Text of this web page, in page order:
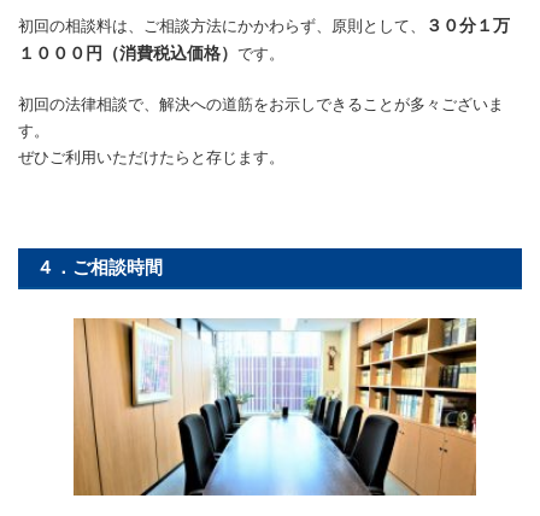
初回の相談料は、ご相談方法にかかわらず、原則として、
３０分１万
１０００円（消費税込価格） です。
初回の法律相談で、解決への道筋をお示しできることが多々ございま
す。
ぜひご利用いただけたらと存じます。
４．ご相談時間